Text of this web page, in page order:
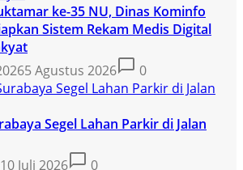
ke-35 NU, Dinas Kominfo
Sistem Rekam Medis Digital
5 Agustus 2026 0
Segel Lahan Parkir di Jalan
10 Juli 2026 0